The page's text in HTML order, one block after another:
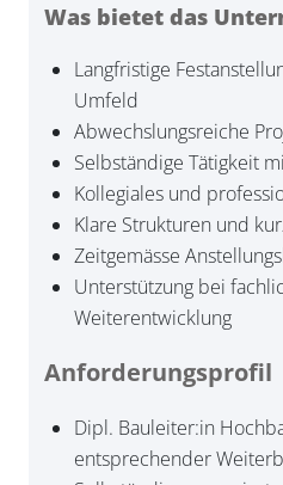
Was bietet das
Langfristige
Umfeld
Abwechslungsreiche
Selbständige Tätigkeit
Kollegiales und
Klare Strukturen und
Zeitgemässe
Unterstützung bei
Weiterentwicklung
Anforderungsprofil
Dipl. Bauleiter:in
entsprechender